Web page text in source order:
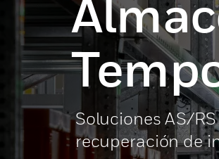
Soluciones AS/
recuperación de